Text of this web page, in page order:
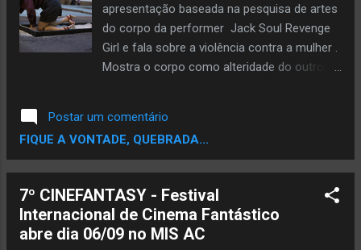
apresentação baseada na pesquisa de artes
do corpo da performer Jack Soul Revenge
Girl e fala sobre a violência contra a mulher .
Mostra o corpo como alteridade do outro, o
Alimentar humanos com meu corpo e
continuar no procedimento. Essa
performance faz parte da Série Mais um
locais públicos, a performance costuma
catalisar as piores ofensas desferidas
cotidianamente a boa parte das mulheres
Postar um comentário
FIQUE A VONTADE, QUEBRADA...
7º CINEFANTASY - Festival
Internacional de Cinema Fantástico
abre dia 06/09 no MIS AC